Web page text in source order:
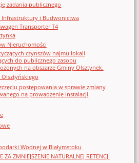
zadania publicznego
Infrastruktury i Budwonictwa
Transporter T4
Nieruchomości
czynszów najmu lokali
do publicznego zasobu
na obszarze Gminy Olsztynek.
postępowania w sprawie zmiany
na prowadzenie instalacji
Wodnej w Białymstoku
ZMNIEJSZENIE NATURALNEJ RETENCJI